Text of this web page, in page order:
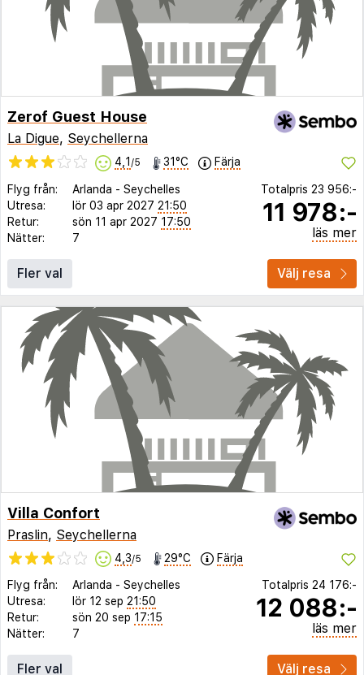
Zerof Guest House
La Digue, Seychellerna
4,1 /5 31°C Färja
Flyg från: Arlanda - Seychelles
Utresa:
lör 03 apr 2027 21:50
Retur:
sön 11 apr 2027 17:50
Nätter:
7
Totalpris 23 956:-
11 978:-
läs mer
Fler val Välj resa
Villa Confort
Praslin, Seychellerna
4,3/5 29°C Färja
Flyg från: Arlanda - Seychelles
Utresa:
lör 12 sep 21:50
Retur:
sön 20 sep 17:15
Nätter:
7
Totalpris 24 176:-
12 088:-
läs mer
Fler val Välj resa